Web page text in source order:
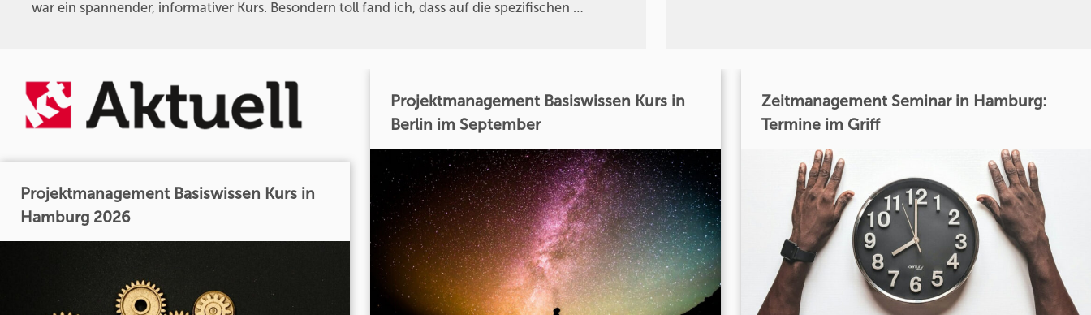
war ein spannender, informativer Kurs. Besondern toll fand ich, dass auf die spezifischen …
Projektmanagement Basiswissen Kurs in
Hamburg 2026
Projektmanagement Basiswissen Kurs in
Berlin im September
Zeitmanagement Seminar in Hamburg:
Termine im Griff